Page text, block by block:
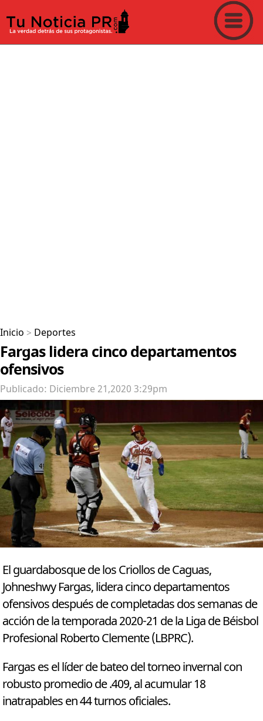
Inicio > Deportes
Fargas lidera cinco departamentos
ofensivos
Publicado: Diciembre 21,2020 3:29pm
El guardabosque de los Criollos de Caguas,
Johneshwy Fargas, lidera cinco departamentos
ofensivos después de completadas dos semanas de
acción de la temporada 2020-21 de la Liga de Béisbol
Profesional Roberto Clemente (LBPRC).
Fargas es el líder de bateo del torneo invernal con
robusto promedio de .409, al acumular 18
inatrapables en 44 turnos oficiales.